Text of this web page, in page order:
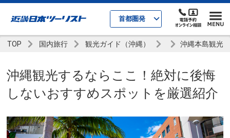
首都圏発
TOP 国内旅行 観光ガイド（沖縄） 沖縄本島観光
沖縄観光するならここ！絶対に後悔
しないおすすめスポットを厳選紹介